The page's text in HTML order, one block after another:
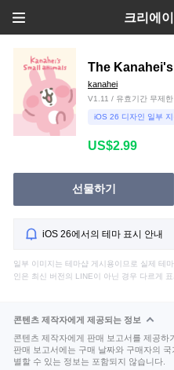
크리에
The
kanahei
V1.11 / 유효기간 무제한
iOS 26 디자인 일부 지
US$2.99
선물하기
iOS 26에서의 테마 표시 안내
일부 이미지는 테마샵 게시용이므로 실제 테
인은 최신 버전의 LINE이 아닌 경우 다르게
콘텐츠 제작자에게 제공되는 정보
콘텐츠 제작자에게 판매 보고서를 제공하
판매 보고서에는 구매 날짜와 구매자의
별할 수 있는 정보는 포함되지 않습니다.